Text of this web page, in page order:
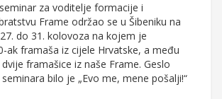
za voditelje formacije i
Frame održao se u Šibeniku na
do 31. kolovoza na kojem je
ak framaša iz cijele Hrvatske, a među
framašice iz naše Frame. Geslo
bilo je „Evo me, mene pošalji!“